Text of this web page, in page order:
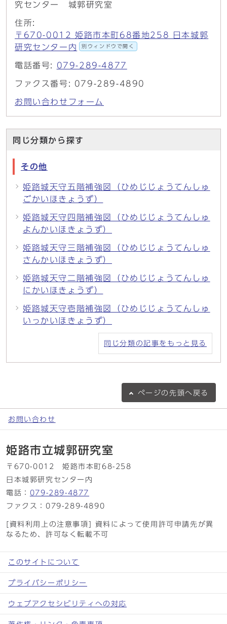
究センター 城郭研究室
住所:
〒670-0012 姫路市本町68番地258 日本城郭
研究センター内
別ウィンドウで開く
電話番号: 079-289-4877
ファクス番号: 079-289-4890
お問い合わせフォーム
同じ分類から探す
その他
姫路城天守五階補強図（ひめじじょうてんしゅ
ごかいほきょうず）
姫路城天守四階補強図（ひめじじょうてんしゅ
よんかいほきょうず）
姫路城天守三階補強図（ひめじじょうてんしゅ
さんかいほきょうず）
姫路城天守二階補強図（ひめじじょうてんしゅ
にかいほきょうず）
姫路城天守壱階補強図（ひめじじょうてんしゅ
いっかいほきょうず）
同じ分類の記事をもっと見る
ページの 先頭へ戻る
お問い合わせ
姫路市立城郭研究室
〒670-0012 姫路市本町68-258
日本城郭研究センター内
電話： 079-289-4877
ファクス：079-289-4890
[資料利用上の注意事項] 資料によって使用許可申請先が異
なるため、許可なく転載不可
このサイトについて
プライバシーポリシー
ウェブアクセシビリティへの対応